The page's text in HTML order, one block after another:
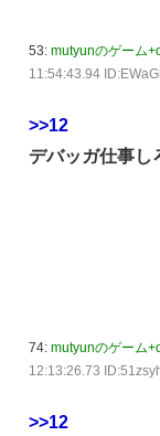
53: mutyunのゲーム
11:54:43.94
>>12
デバッガ仕事し
74: mutyunのゲーム
12:13:26.73
>>12